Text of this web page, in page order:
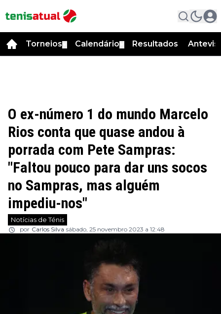
Torneios Calendário Resultados
O ex-número 1 do mundo Marcelo
Rios conta que quase andou à
porrada com Pete Sampras:
"Faltou pouco para dar uns socos
no Sampras, mas alguém
impediu-nos"
Notícias de Ténis
por Carlos Silva sábado, 25 novembro 2023 a 12:48